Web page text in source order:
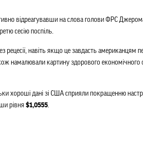
відреагувавши на слова голови ФРС
сесію поспіль.
рецесії, навіть якщо це завдасть американцям
намалювали картину здорового
дані зі США сприяли покращенню
рівня $1,0555.